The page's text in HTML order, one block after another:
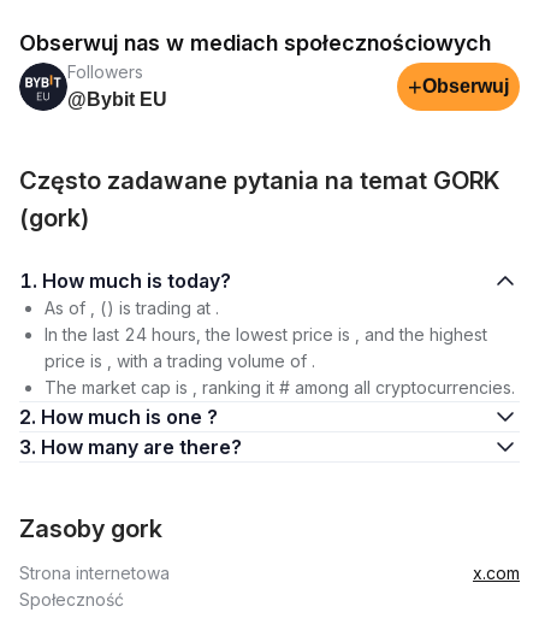
Obserwuj nas w mediach społecznościowych
Followers
@Bybit EU
+Obserwuj
Często zadawane pytania na temat GORK
(gork)
1. How much is today?
As of , () is trading at .
In the last 24 hours, the lowest price is , and the highest
price is , with a trading volume of .
The market cap is , ranking it # among all cryptocurrencies.
2. How much is one ?
3. How many are there?
Zasoby gork
Strona internetowa
x.com
Społeczność